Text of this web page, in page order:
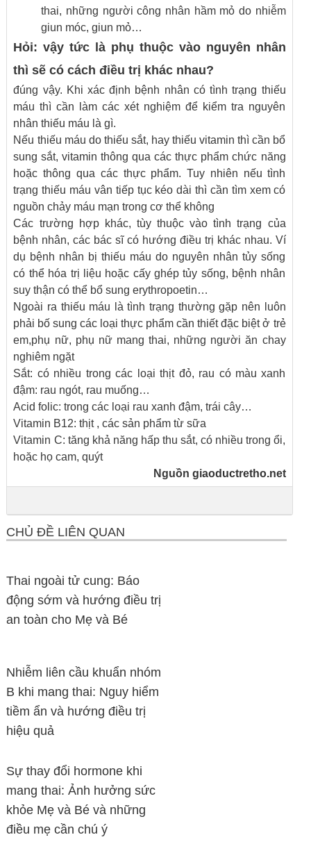
thai, những người công nhân hầm mỏ do nhiễm
giun móc, giun mỏ…
Hỏi: vậy tức là phụ thuộc vào nguyên nhân
thì sẽ có cách điều trị khác nhau?
đúng vậy. Khi xác định bệnh nhân có tình trạng thiếu
máu thì cần làm các xét nghiệm để kiểm tra nguyên
nhân thiếu máu là gì.
Nếu thiếu máu do thiếu sắt, hay thiếu vitamin thì cần bổ
sung sắt, vitamin thông qua các thực phẩm chức năng
hoặc thông qua các thực phẩm. Tuy nhiên nếu tình
trạng thiếu máu vân tiếp tục kéo dài thì cần tìm xem có
nguồn chảy máu mạn trong cơ thể không
Các trường hợp khác, tùy thuộc vào tình trạng của
bệnh nhân, các bác sĩ có hướng điều trị khác nhau. Ví
dụ bệnh nhân bị thiếu máu do nguyên nhân tủy sống
có thể hóa trị liệu hoặc cấy ghép tủy sống, bệnh nhân
suy thận có thể bổ sung erythropoetin…
Ngoài ra thiếu máu là tình trạng thường gặp nên luôn
phải bố sung các loại thực phẩm cần thiết đặc biệt ở trẻ
em,phụ nữ, phụ nữ mang thai, những người ăn chay
nghiêm ngặt
Sắt: có nhiều trong các loại thịt đỏ, rau có màu xanh
đậm: rau ngót, rau muống…
Acid folic: trong các loại rau xanh đậm, trái cây…
Vitamin B12: thịt , các sản phẩm từ sữa
Vitamin C: tăng khả năng hấp thu sắt, có nhiều trong ổi,
hoặc họ cam, quýt
Nguồn giaoductretho.net
CHỦ ĐỀ LIÊN QUAN
Thai ngoài tử cung: Báo
động sớm và hướng điều trị
an toàn cho Mẹ và Bé
Nhiễm liên cầu khuẩn nhóm
B khi mang thai: Nguy hiểm
tiềm ẩn và hướng điều trị
hiệu quả
Sự thay đổi hormone khi
mang thai: Ảnh hưởng sức
khỏe Mẹ và Bé và những
điều mẹ cần chú ý